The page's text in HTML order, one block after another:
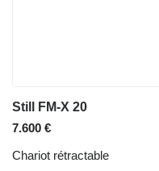
Still FM-X 20
7.600 €
Chariot rétractable